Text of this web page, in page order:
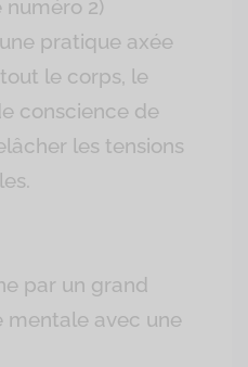
numéro 2)
pratique axée
le corps, le
conscience de
les tensions
par un grand
avec une